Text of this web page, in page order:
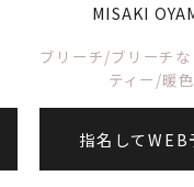
MISAKI
ブリーチ/ブリーチ
ティー/暖色
指名してWEB